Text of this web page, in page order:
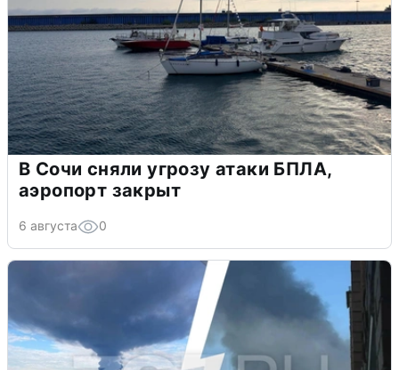
В Сочи сняли угрозу атаки БПЛА,
аэропорт закрыт
6 августа 0